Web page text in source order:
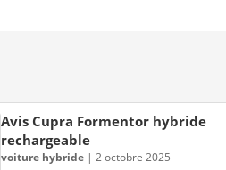
Avis Cupra Formentor hybride
rechargeable
voiture hybride |2 octobre 2025